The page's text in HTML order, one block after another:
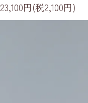
23,100円(税2,100円)